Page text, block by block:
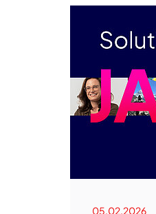
05.02.2026